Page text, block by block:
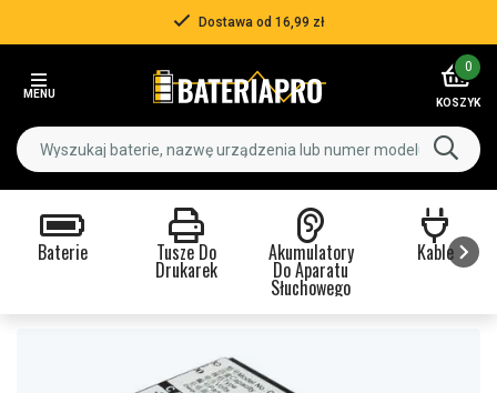
Dostawa od 16,99 zł
MENU
0
KOSZYK
Baterie Tusze Do
Drukarek
Akumulatory
Do Aparatu
Słuchowego
Kable